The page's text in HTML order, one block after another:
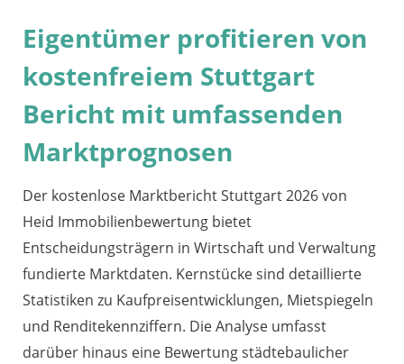
Eigentümer profitieren von
kostenfreiem Stuttgart
Bericht mit umfassenden
Marktprognosen
Der kostenlose Marktbericht Stuttgart 2026 von
Heid Immobilienbewertung bietet
Entscheidungsträgern in Wirtschaft und Verwaltung
fundierte Marktdaten. Kernstücke sind detaillierte
Statistiken zu Kaufpreisentwicklungen, Mietspiegeln
und Renditekennziffern. Die Analyse umfasst
darüber hinaus eine Bewertung städtebaulicher